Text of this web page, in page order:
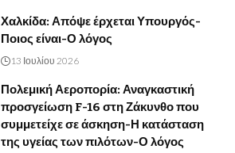
Χαλκίδα: Απόψε έρχεται Υπουργός-
Ποιος είναι-Ο λόγος
13 Ιουλίου 2026
Πολεμική Αεροπορία: Αναγκαστική
προσγείωση F-16 στη Ζάκυνθο που
συμμετείχε σε άσκηση-Η κατάσταση
της υγείας των πιλότων-Ο λόγος